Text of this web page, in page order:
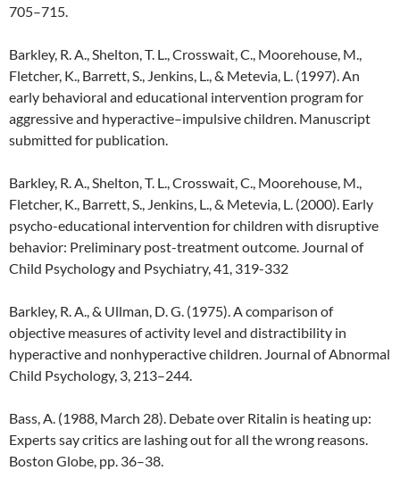
705–715.
Barkley, R. A., Shelton, T. L., Crosswait, C., Moorehouse, M.,
Fletcher, K., Barrett, S., Jenkins, L., & Metevia, L. (1997). An
early behavioral and educational intervention program for
aggressive and hyperactive–impulsive children. Manuscript
submitted for publication.
Barkley, R. A., Shelton, T. L., Crosswait, C., Moorehouse, M.,
Fletcher, K., Barrett, S., Jenkins, L., & Metevia, L. (2000). Early
psycho-educational intervention for children with disruptive
behavior: Preliminary post-treatment outcome. Journal of
Child Psychology and Psychiatry, 41, 319-332
Barkley, R. A., & Ullman, D. G. (1975). A comparison of
objective measures of activity level and distractibility in
hyperactive and nonhyperactive children. Journal of Abnormal
Child Psychology, 3, 213–244.
Bass, A. (1988, March 28). Debate over Ritalin is heating up:
Experts say critics are lashing out for all the wrong reasons.
Boston Globe, pp. 36–38.